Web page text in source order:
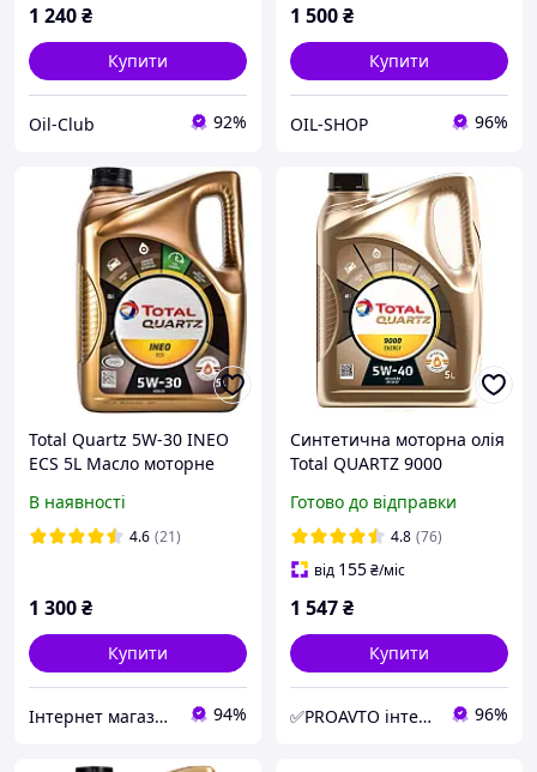
1 240₴
Купити
Oil-Club 92%
1 500₴
Купити
OIL-SHOP 96%
Total Quartz 5W-30 INEO
ECS 5L Масло моторне
В наявності
4.6 (21)
1 300₴
Купити
Інтернет магазин alloil.com.ua 94%
Синтетична моторна олія
Total QUARTZ 9000
автомобіль, 5 л для
двигуна машини
Готово до відправки
4.8 (76)
від 155₴/міс
1 547₴
Купити
✅PROAVTO інтернет-магазин автозапчастин 96%